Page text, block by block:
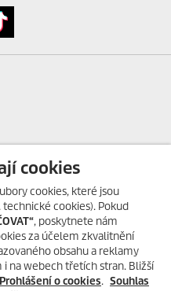
AŽ K VÁM!
Přivezeme úklidový stroj Kärcher
cookies
cookies, které jsou
cookies). Pokud
, poskytnete nám
za účelem zkvalitnění
obsahu a reklamy
na webech třetích stran. Bližší
Prohlášení o cookies. Souhlas